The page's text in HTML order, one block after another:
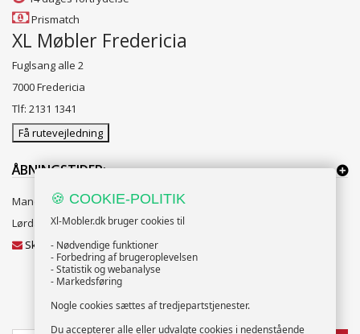
Prismatch
XL Møbler Fredericia
Fuglsang alle 2
7000 Fredericia
Tlf: 2131 1341
Få rutevejledning
ÅBNINGSTIDER:
Mandag til Fredag 10:00 til 18:00
Lørdag og Søndag 10:00 til 16:00
Skriv til vores kundeservice
NYHEDSBREV
🍪 COOKIE-POLITIK
Xl-Mobler.dk bruger cookies til
- Nødvendige funktioner
- Forbedring af brugeroplevelsen
- Statistik og webanalyse
- Markedsføring
Nogle cookies sættes af tredjepartstjenester.
Du accepterer alle eller udvalgte cookies i nedenstående